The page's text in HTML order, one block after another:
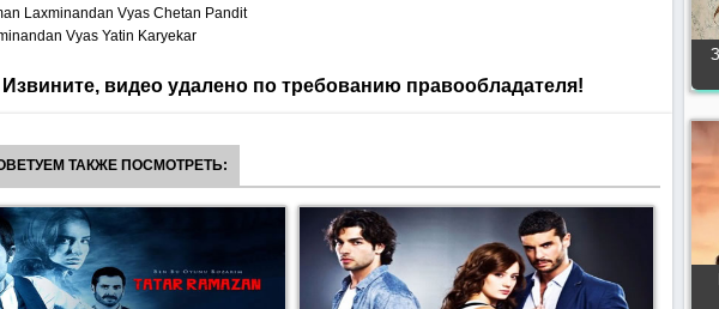
Laxminandan Vyas Chetan Pandit
Vyas Yatin Karyekar
Извините, видео удалено по требованию правообладателя!
ТАКЖЕ ПОСМОТРЕТЬ: